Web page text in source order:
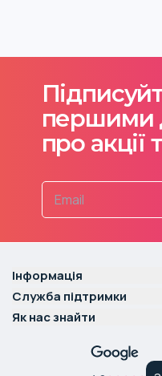
першими
про акції
Інформація
Служба підтримки
Як нас знайти